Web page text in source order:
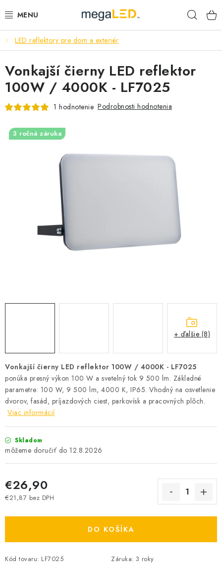
na
PRIEMYSEL
SVIETIDLÁ
ŽIAROVKY A TRUBICE
SAMSUNG SVIETIDLÁ
SOLÁRNE SYSTÉMY
SEZÓNNE VÝPREDAJE POĽNOPOTREBY
OBCHODNÉ PODMIENKY
O NÁS - MEGALED & JANTON ZÁKAMENNÉ
Reklamácie a formulár na odstúpenie od zmluvy
Obchodné podmienky
Podmienky ochrany osobných údajov
O nás - MEGALED & JANTON Zákamenné
Zľavy pre profíkov
Hodnotenie obchodu Moja objednávka
LED reflektory pre dom a exteriér
Vonkajší čierny LED reflektor 100W / 4000K - LF7025
ponúka presný výkon 100 W a svetelný tok 9 500 lm. Základné
parametre: 100 W, 9 500 lm, 4000 K, IP65. Vhodný na osvetlenie
dvorov, fasád, príjazdových ciest, parkovísk a pracovných plôch.
Viac informácií
Skladom
12.8.2026
€26,90
€21,87 bez DPH
DO KOŠÍKA
Kód tovaru: LF7025 Záruka: 3 roky
Vonkajší čierny LED reflektor
100W / 4000K - LF7025
1 hodnotenie Podrobnosti hodnotenia
3 ročná záruka
+ ďalšie (8)